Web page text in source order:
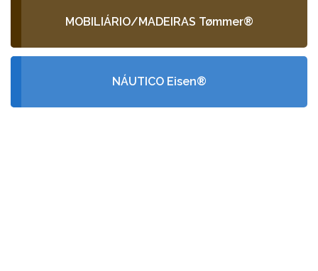
MOBILIÁRIO/MADEIRAS Tømmer®
NÁUTICO Eisen®